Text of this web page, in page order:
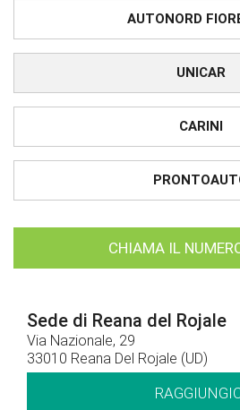
AUTONORD
UNICAR
CARINI
CHIAMA IL
Sede di Reana del Rojale
Via Nazionale, 29
33010 Reana Del Rojale (UD)